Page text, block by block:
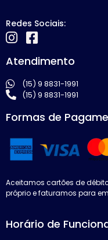
Redes Sociais:
Atendimento
(15) 9 8831-1991
(15) 9 8831-1991
Formas de
Aceitamos cartões de
próprio e faturamos para
Horário de